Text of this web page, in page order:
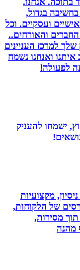
בגדול,
ועסקיים. וכל
והאורחים..
העניינים
ואנחנו נשמח
להעניק
מקצועיות
הלקוחות,